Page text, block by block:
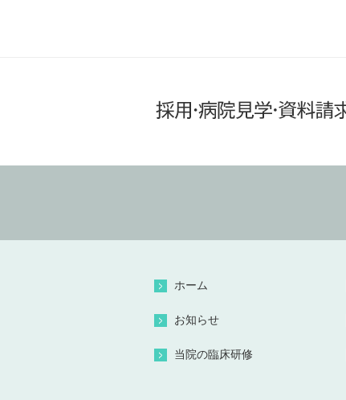
ホーム
お知らせ
当院の臨床研修